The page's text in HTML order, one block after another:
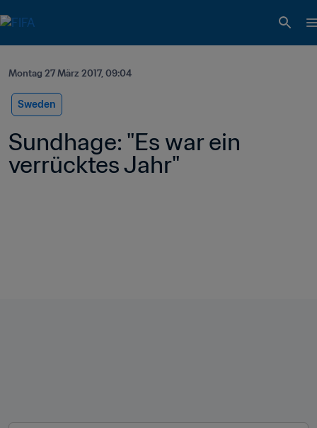
Montag 27 März 2017, 09:04
Sweden
Sundhage: "Es war ein
verrücktes Jahr"